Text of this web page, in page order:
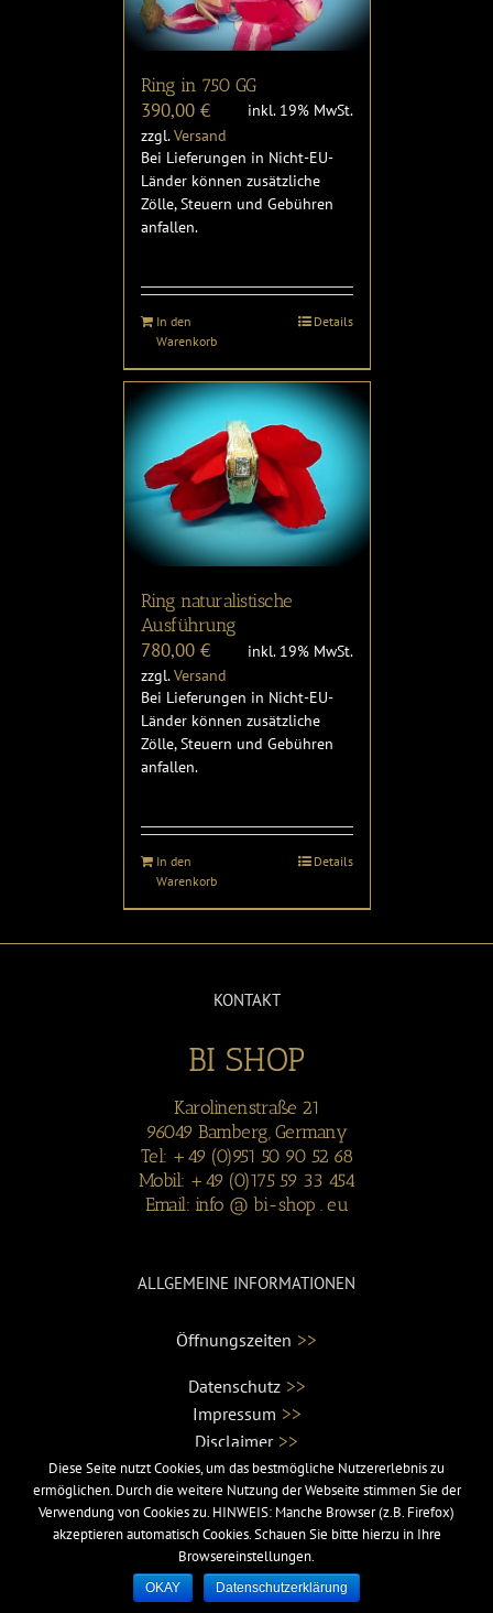
Ring in 750 GG
390,00 €
inkl. 19% MwSt.
zzgl.Versand
Bei Lieferungen in Nicht-EU-
Länder können zusätzliche
Zölle, Steuern und Gebühren
anfallen.
In den
Warenkorb
Details
Ring naturalistische
Ausführung
780,00 €
inkl. 19% MwSt.
zzgl.Versand
Bei Lieferungen in Nicht-EU-
Länder können zusätzliche
Zölle, Steuern und Gebühren
anfallen.
In den
Warenkorb
Details
KONTAKT
BI SHOP
Karolinenstraße 21
96049 Bamberg, Germany
Tel: +49 (0)951 50 90 52 68
Mobil: +49 (0)175 59 33 454
Email: info @ bi-shop . eu
ALLGEMEINE INFORMATIONEN
Öffnungszeiten >>
Datenschutz >>
Impressum >>
Disclaimer >>
SHOP-INFORMATIONEN
Versand- und Lieferbedingungen
Zahlungsarten >>
Diese Seite nutzt Cookies, um das bestmögliche Nutzererlebnis zu
ermöglichen. Durch die weitere Nutzung der Webseite stimmen Sie der
Verwendung von Cookies zu. HINWEIS: Manche Browser (z.B. Firefox)
akzeptieren automatisch Cookies. Schauen Sie bitte hierzu in Ihre
Browsereinstellungen.
OKAY Datenschutzerklärung